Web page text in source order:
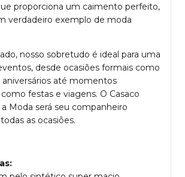
proporciona um caimento perfeito,
verdadeiro exemplo de moda
nosso sobretudo é ideal para uma
desde ocasiões formais como
até momentos
festas e viagens. O Casaco
Moda será seu companheiro
as ocasiões.